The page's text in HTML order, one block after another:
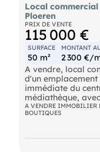
Local commercial
Ploeren
PRIX DE VENTE
115 000 €
SURFACE
50 m²
MONTANT
2 300 €/
A vendre, local
d'un
immédiate du
médiathèque,
express. Ce local
nombreuses
cabinet
visibilité, tandis
A VENDRE IMMOBILIER
BOUTIQUES